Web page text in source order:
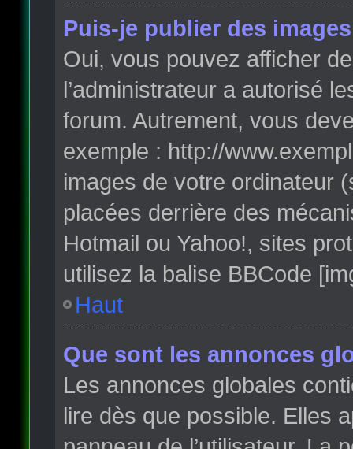
Puis-je publier des
Oui, vous pouvez afficher
l’administrateur a autorisé
forum. Autrement, vous
exemple : http://
images de votre ordinateur
placées derrière des
Hotmail ou Yahoo!, sites
utilisez la balise BBCode
Haut
Que sont les annonces
Les annonces globales
lire dès que possible. Elles